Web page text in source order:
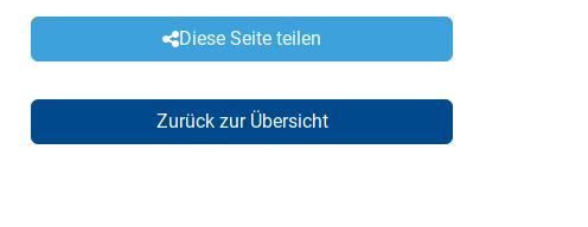
Diese Seite teilen
Zurück zur Übersicht